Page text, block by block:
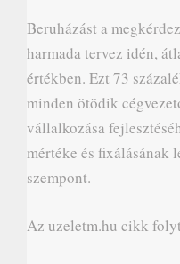
Beruházást a
harmada tervez idén,
értékben. Ezt 73
minden ötödik
vállalkozása
mértéke és fixálásának
szempont.
Az uzeletm.hu cikk